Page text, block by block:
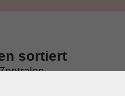
sortiert